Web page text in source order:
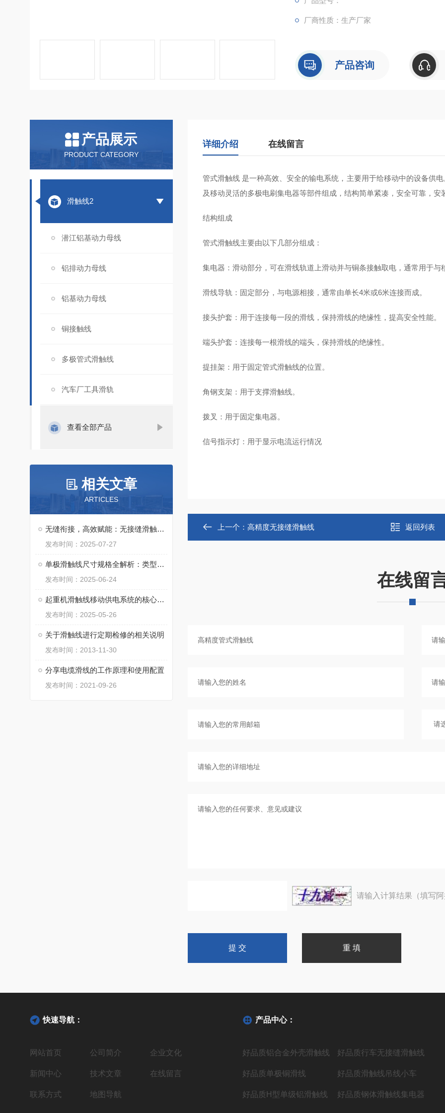
厂商性质：生产厂家
产品咨询
产品展示
PRODUCT CATEGORY
滑触线2
潜江铝基动力母线
铝排动力母线
铝基动力母线
铜接触线
多极管式滑触线
汽车厂工具滑轨
查看全部产品
相关文章
ARTICLES
无缝衔接，高效赋能：无接缝滑触线安装全流程解析
发布时间：2025-07-27
单极滑触线尺寸规格全解析：类型、参数与应用适配指南
发布时间：2025-06-24
起重机滑触线移动供电系统的核心保障
发布时间：2025-05-26
关于滑触线进行定期检修的相关说明
发布时间：2013-11-30
分享电缆滑线的工作原理和使用配置
发布时间：2021-09-26
详细介绍 在线留言
管式滑触线 ‌是一种高效、安全的输电系统，主要用于给移动中的设备供
及移动灵活的多极电刷集电器等部件组成，结构简单紧凑，安全可靠，安
结构组成
管式滑触线主要由以下几部分组成：
集电器‌：滑动部分，可在滑线轨道上滑动并与铜条接触取电，通常用于与
‌滑线导轨‌：固定部分，与电源相接，通常由单长4米或6米连接而成。
‌接头护套‌：用于连接每一段的滑线，保持滑线的绝缘性，提高安全性能。
‌端头护套‌：连接每一根滑线的端头，保持滑线的绝缘性。
‌提挂架‌：用于固定管式滑触线的位置。
‌角钢支架‌：用于支撑滑触线。
‌拨叉‌：用于固定集电器。
‌信号指示灯‌：用于显示电流运行情况‌
上一个： 高精度无接缝滑触线 返回列表
在线留
请输入计算结果（填写
快速导航：
网站首页 公司简介 企业文化
新闻中心 技术文章 在线留言
联系方式 地图导航
产品中心：
好品质铝合金外壳滑触线 好品质行车无接缝滑触线
好品质单极铜滑线 好品质滑触线吊线小车
好品质H型单级铝滑触线 好品质钢体滑触线集电器